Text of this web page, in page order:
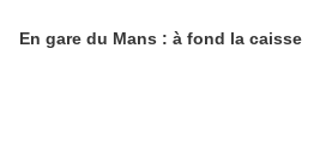
En gare du Mans : à fond la caisse